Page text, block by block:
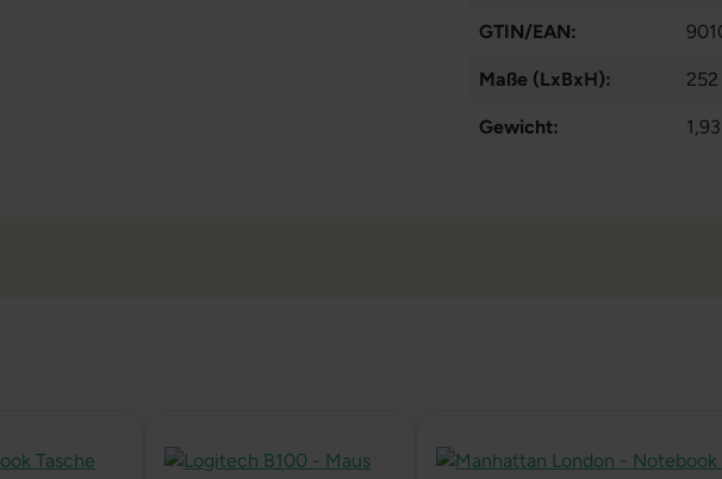
GTIN/EAN:
Maße (LxBxH):
Gewicht: